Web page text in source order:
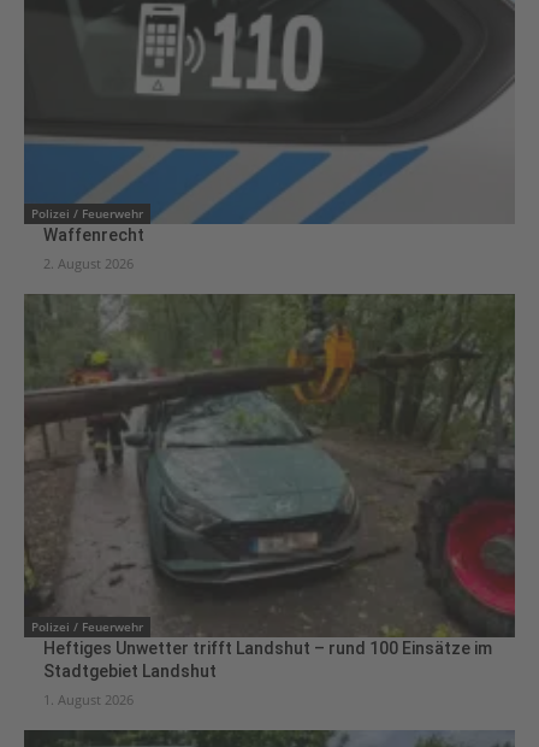
Polizei / Feuerwehr
Waffenrecht
2. August 2026
Polizei / Feuerwehr
Heftiges Unwetter trifft Landshut – rund 100 Einsätze im
Stadtgebiet Landshut
1. August 2026